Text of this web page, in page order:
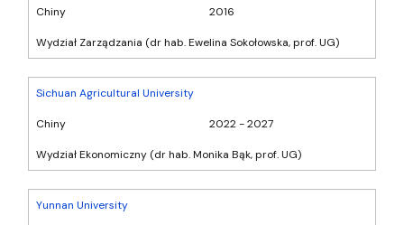
Chiny 2016
Wydział Zarządzania (dr hab. Ewelina Sokołowska, prof. UG)
Sichuan Agricultural University
Chiny 2022 - 2027
Wydział Ekonomiczny (dr hab. Monika Bąk, prof. UG)
Yunnan University